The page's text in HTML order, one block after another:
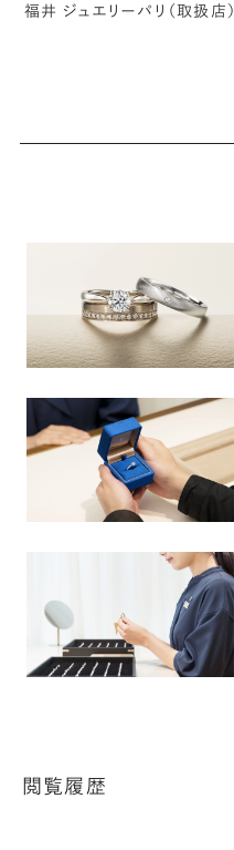
福井 ジュエリーパリ（取扱店）
閲覧履歴